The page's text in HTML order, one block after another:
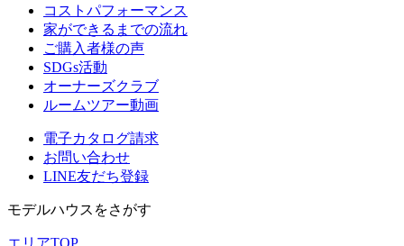
コストパフォーマンス
家ができるまでの流れ
ご購入者様の声
SDGs活動
オーナーズクラブ
ルームツアー動画
電子カタログ請求
お問い合わせ
LINE友だち登録
モデルハウスをさがす
エリアTOP